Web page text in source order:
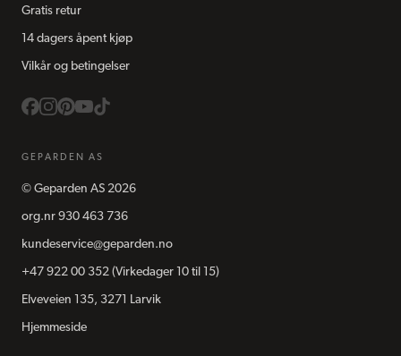
Gratis retur
14 dagers åpent kjøp
Vilkår og betingelser
GEPARDEN AS
© Geparden AS 2026
org.nr 930 463 736
kundeservice@geparden.no
+47 922 00 352 (Virkedager 10 til 15)
Elveveien 135, 3271 Larvik
Hjemmeside